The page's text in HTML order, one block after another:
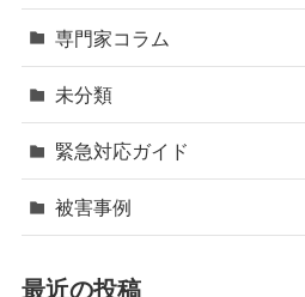
専門家コラム
未分類
緊急対応ガイド
被害事例
最近の投稿